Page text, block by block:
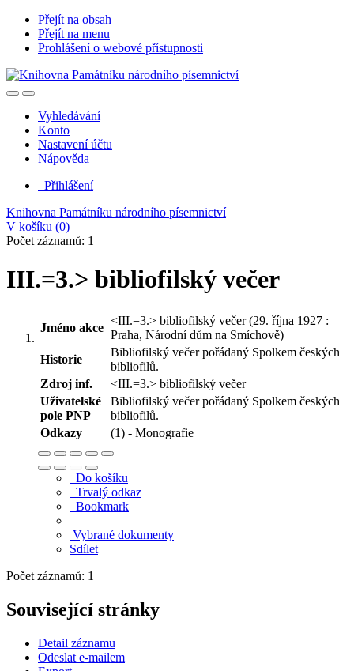
Přejít na obsah
Přejít na menu
Prohlášení o webové přístupnosti
Vyhledávání
Konto
Nastavení účtu
Nápověda
Přihlášení
Knihovna Památníku národního písemnictví
V košíku (0)
Počet záznamů: 1
III.=3.> bibliofilský večer
Jméno akce
<III.=3.> bibliofilský večer (29. října 1927 :
Praha, Národní dům na Smíchově)
Historie
Bibliofilský večer pořádaný Spolkem českých
bibliofilů.
Zdroj inf.
<III.=3.> bibliofilský večer
Uživatelské
pole PNP
Bibliofilský večer pořádaný Spolkem českých
bibliofilů.
Odkazy
(1) - Monografie
Do košíku
Trvalý odkaz
Bookmark
Vybrané dokumenty
Sdílet
Počet záznamů: 1
Související stránky
Detail záznamu
Odeslat e-mailem